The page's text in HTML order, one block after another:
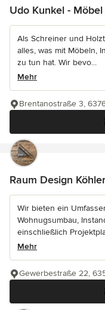
Udo Kunkel -
Als Schreiner und
alles, was mit Möbeln,
zu tun hat. Wir bevo...
Mehr
Brentanostraße 3,
Raum Design Köhler
Wir bieten ein
Wohnugsumbau,
einschließlich
Mehr
Gewerbestraße 22,